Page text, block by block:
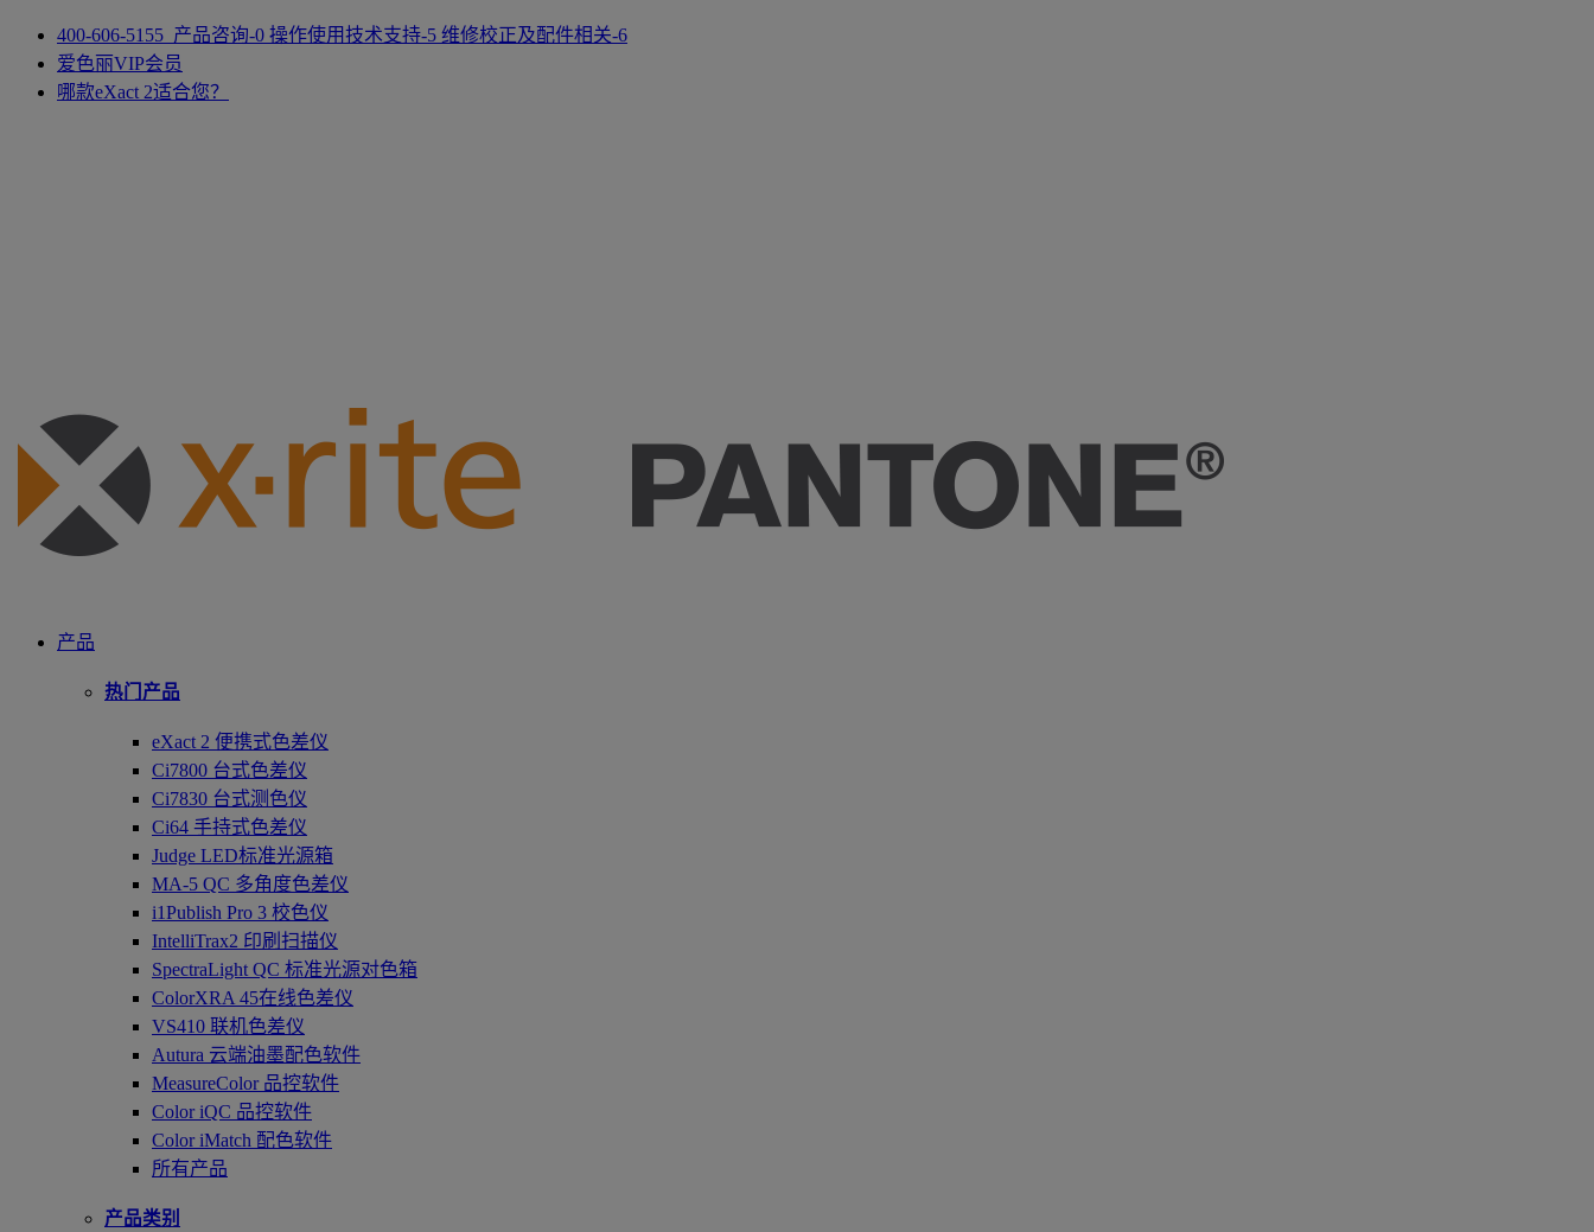
400-606-5155 产品咨询-0 操作使用技术支持-5 维修校正及配件相关-6
爱色丽VIP会员
哪款eXact 2适合您？
产品
热门产品
eXact 2 便携式色差仪
Ci7800 台式色差仪
Ci7830 台式测色仪
Ci64 手持式色差仪
Judge LED标准光源箱
MA-5 QC 多角度色差仪
i1Publish Pro 3 校色仪
IntelliTrax2 印刷扫描仪
SpectraLight QC 标准光源对色箱
ColorXRA 45在线色差仪
VS410 联机色差仪
Autura 云端油墨配色软件
MeasureColor 品控软件
Color iQC 品控软件
Color iMatch 配色软件
所有产品
产品类别